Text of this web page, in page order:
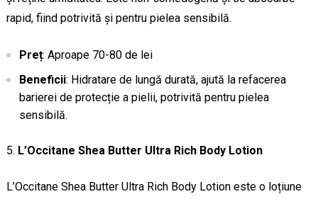
rapid, fiind potrivită și pentru pielea sensibilă.
Preț: Aproape 70-80 de lei
Beneficii: Hidratare de lungă durată, ajută la refacerea
barierei de protecție a pielii, potrivită pentru pielea
sensibilă.
L’Occitane Shea Butter Ultra Rich Body Lotion
L’Occitane Shea Butter Ultra Rich Body Lotion este o loțiune